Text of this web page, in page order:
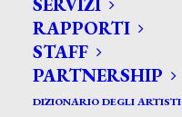
RAPPORTI
STAFF
PARTNERSHIP
DIZIONARIO DEGLI ARTISTI
for: